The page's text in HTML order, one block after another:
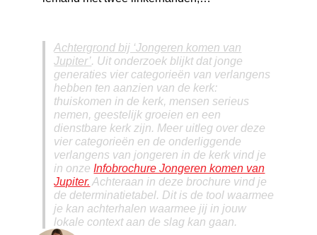
Achtergrond bij ‘Jongeren komen van
Jupiter’. Uit onderzoek blijkt dat jonge
generaties vier categorieën van verlangens
hebben ten aanzien van de kerk:
thuiskomen in de kerk, mensen serieus
nemen, geestelijk groeien en een
dienstbare kerk zijn. Meer uitleg over deze
vier categorieën en de onderliggende
verlangens van jongeren in de kerk vind je
in onze Infobrochure Jongeren komen van
Jupiter. Achteraan in deze brochure vind je
de determinatietabel. Dit is de tool waarmee
je kan achterhalen waarmee jij in jouw
lokale context aan de slag kan gaan.